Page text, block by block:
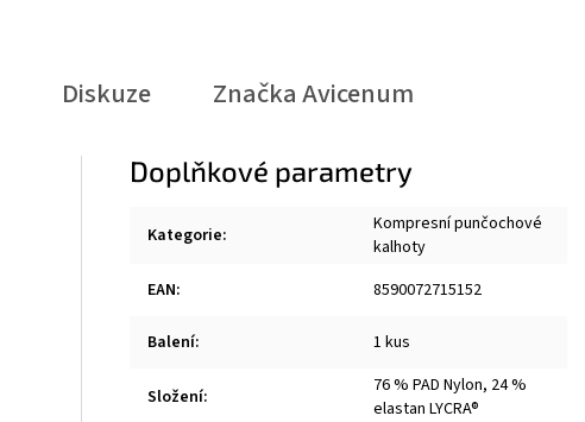
Diskuze ZnačkaAvicenum
Doplňkové parametry
Kategorie:
Kompresní punčochové
kalhoty
EAN: 8590072715152
Balení: 1 kus
Složení:
76 % PAD Nylon, 24 %
elastan LYCRA®